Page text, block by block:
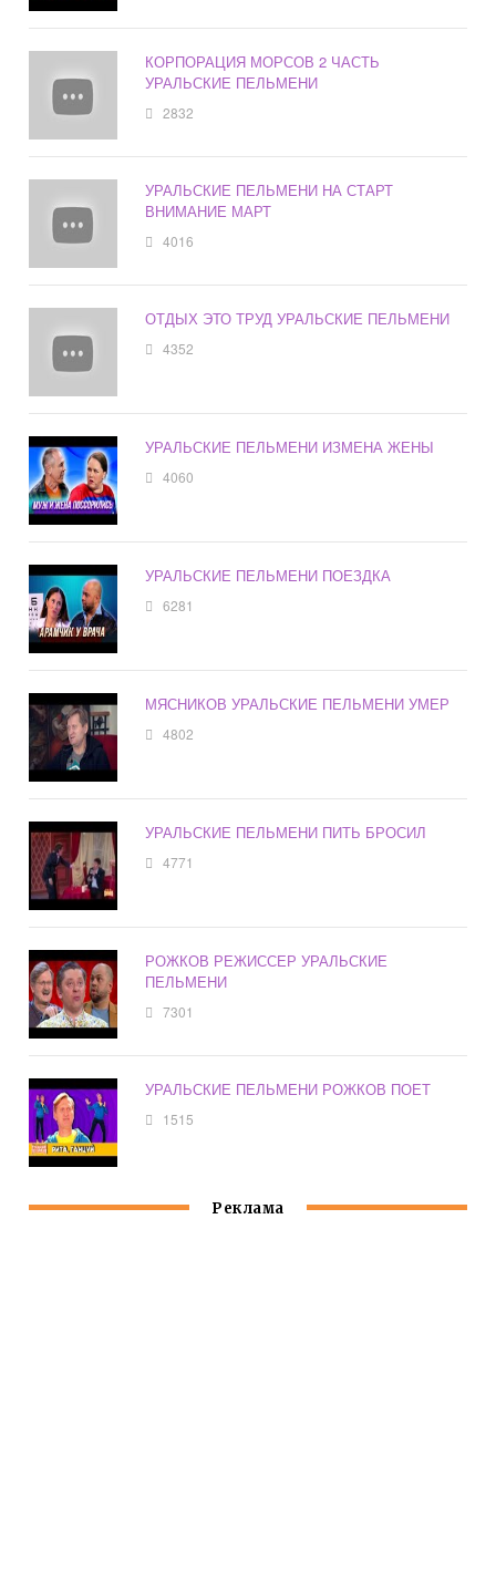
КОРПОРАЦИЯ МОРСОВ 2 ЧАСТЬ
УРАЛЬСКИЕ ПЕЛЬМЕНИ
2832
УРАЛЬСКИЕ ПЕЛЬМЕНИ НА СТАРТ
ВНИМАНИЕ МАРТ
4016
ОТДЫХ ЭТО ТРУД УРАЛЬСКИЕ ПЕЛЬМЕНИ
4352
УРАЛЬСКИЕ ПЕЛЬМЕНИ ИЗМЕНА ЖЕНЫ
4060
УРАЛЬСКИЕ ПЕЛЬМЕНИ ПОЕЗДКА
6281
МЯСНИКОВ УРАЛЬСКИЕ ПЕЛЬМЕНИ УМЕР
4802
УРАЛЬСКИЕ ПЕЛЬМЕНИ ПИТЬ БРОСИЛ
4771
РОЖКОВ РЕЖИССЕР УРАЛЬСКИЕ
ПЕЛЬМЕНИ
7301
УРАЛЬСКИЕ ПЕЛЬМЕНИ РОЖКОВ ПОЕТ
1515
Реклама